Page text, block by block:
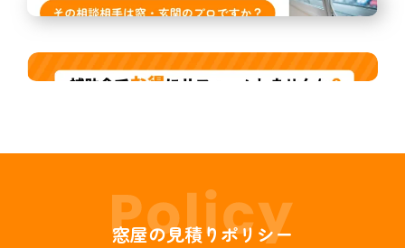
窓屋の見積りポリシー